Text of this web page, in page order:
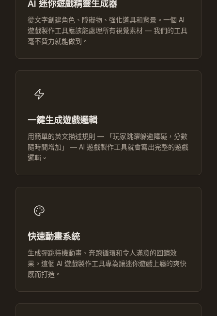
AI 迷你遊戲精靈生成器
從文字創建角色、障礙物、強化道具和背景。一個 AI
遊戲製作工具應該能處理所有視覺素材 — 我們的工具
毫不費力就能做到。
一鍵生成遊戲邏輯
用簡單的英文描述規則 — 「玩家跳躍躲避障礙，分數
隨時間增加」 — AI 遊戲製作工具就會寫出完整的遊戲
邏輯。
快速動畫系統
生成彈跳待機動畫、奔跑循環和令人滿意的回饋效
果。這個 AI 遊戲製作工具專為讓迷你遊戲上癮的爽快
感而打造。